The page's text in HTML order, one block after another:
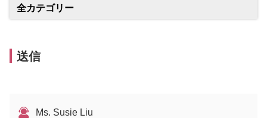
全カテゴリー
送信
Ms. Susie Liu